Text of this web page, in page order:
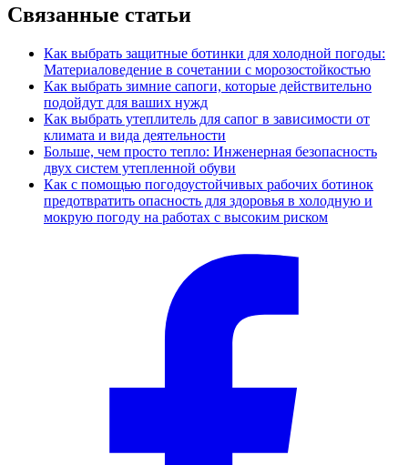
Связанные статьи
Как выбрать защитные ботинки для холодной погоды:
Материаловедение в сочетании с морозостойкостью
Как выбрать зимние сапоги, которые действительно
подойдут для ваших нужд
Как выбрать утеплитель для сапог в зависимости от
климата и вида деятельности
Больше, чем просто тепло: Инженерная безопасность
двух систем утепленной обуви
Как с помощью погодоустойчивых рабочих ботинок
предотвратить опасность для здоровья в холодную и
мокрую погоду на работах с высоким риском